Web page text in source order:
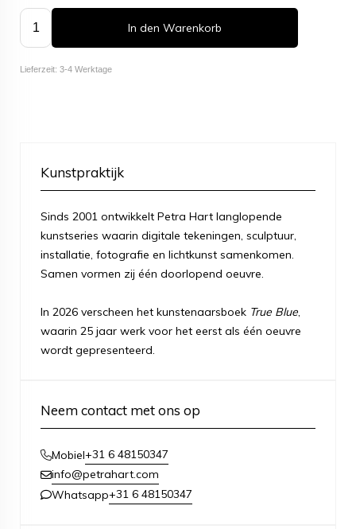
In den Warenkorb
Lieferzeit: 3-4 Werktage
Kunstpraktijk
Sinds 2001 ontwikkelt Petra Hart langlopende
kunstseries waarin digitale tekeningen, sculptuur,
installatie, fotografie en lichtkunst samenkomen.
Samen vormen zij één doorlopend oeuvre.
In 2026 verscheen het kunstenaarsboek True Blue,
waarin 25 jaar werk voor het eerst als één oeuvre
wordt gepresenteerd.
Neem contact met ons op
Mobiel+31 6 48150347
info@petrahart.com
Whatsapp+31 6 48150347